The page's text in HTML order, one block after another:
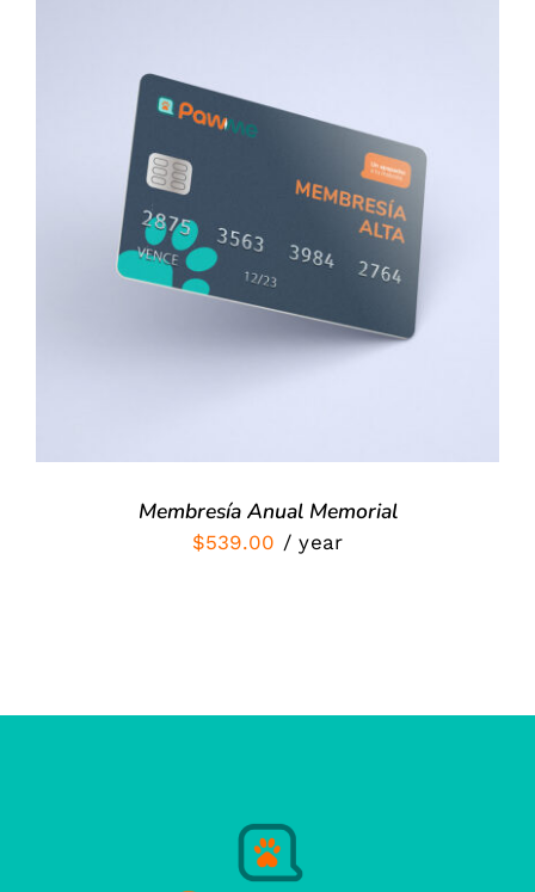
SIGN UP NOW
DETALLES
Membresía Anual Memorial
$539.00 / year